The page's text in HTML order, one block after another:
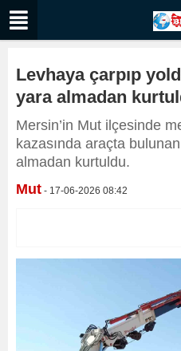
Levhaya çarpıp
yara almadan
Mersin’in Mut ilçesinde
kazasında araçta
almadan kurtuldu.
Mut - 17-06-2026 08:42